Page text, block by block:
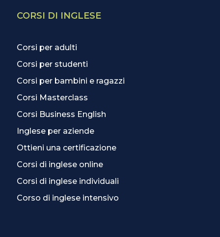
CORSI DI INGLESE
Corsi per adulti
Corsi per studenti
Corsi per bambini e ragazzi
Corsi Masterclass
Corsi Business English
Inglese per aziende
Ottieni una certificazione
Corsi di inglese online
Corsi di inglese individuali
Corso di inglese intensivo